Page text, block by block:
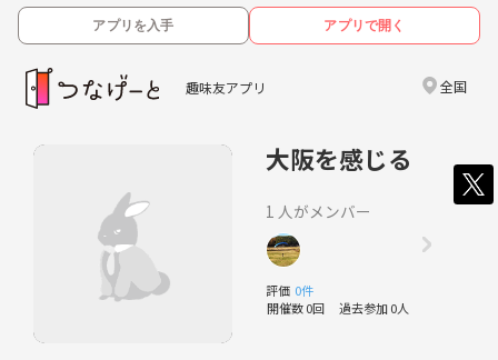
アプリを入手 アプリで開く
趣味友アプリ 全国
大阪を感じる
1 人がメンバー
評価 0件
開催数 0回 過去参加 0人